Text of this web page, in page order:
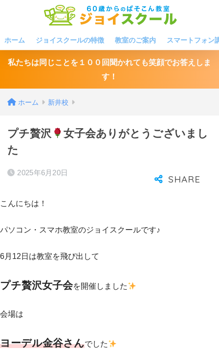
ホーム ジョイスクールの特徴 教室のご案内 スマートフォン
私たちは同じことを１００回聞かれても笑顔でお答えしま
す！
ホーム 新井校
プチ贅沢
女子会ありがとうございまし
た
2025年6月20日
こんにちは！
パソコン・スマホ教室のジョイスクールです♪
6月12日は教室を飛び出して
プチ贅沢女子会を開催しました
会場は
ヨーデル金谷さんでした